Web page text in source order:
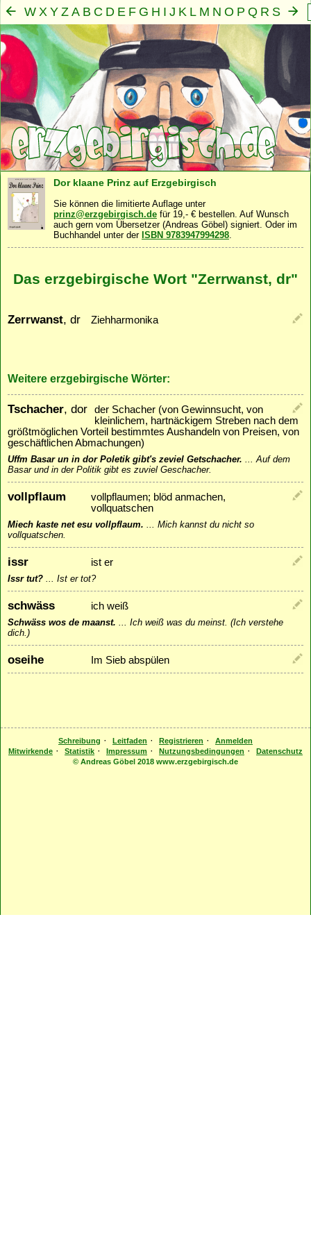
W X Y Z A B C D E F G H I J K L M N O P Q R S
T U
Mensch·Seele·Geist Familie·Gemeinschaft
Dor klaane Prinz auf Erzgebirgisch
Sie können die limitierte Auflage unter
prinz@erzgebirgisch.de für 19,- € bestellen. Auf Wunsch
auch gern vom Übersetzer (Andreas Göbel) signiert. Oder im
Buchhandel unter der ISBN 9783947994298.
Das erzgebirgische Wort "Zerrwanst, dr"
Zerrwanst, dr Ziehharmonika
Weitere erzgebirgische Wörter:
Tschacher, dor
der Schacher (von Gewinnsucht, von
kleinlichem, hartnäckigem Streben nach dem
größtmöglichen Vorteil bestimmtes Aushandeln von Preisen, von
geschäftlichen Abmachungen)
Uffm Basar un in dor Poletik gibt's zeviel Getschacher. ...Auf dem
Basar und in der Politik gibt es zuviel Geschacher.
vollpflaum
vollpflaumen; blöd anmachen,
vollquatschen
Miech kaste net esu vollpflaum. ... Mich kannst du nicht so
vollquatschen.
issr ist er
Issr tut? ... Ist er tot?
schwäss ich weiß
Schwäss wos de maanst. ... Ich weiß was du meinst. (Ich verstehe
dich.)
oseihe Im Sieb abspülen
Schreibung · Leitfaden · Registrieren ·
Anmelden
Mitwirkende · Statistik · Impressum · Nutzungsbedingungen ·
Datenschutz
© Andreas Göbel 2018 www.erzgebirgisch.de